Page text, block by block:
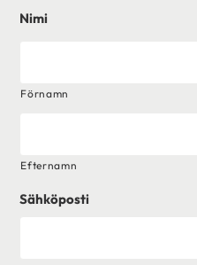
Nimi
Förnamn
Efternamn
Sähköposti